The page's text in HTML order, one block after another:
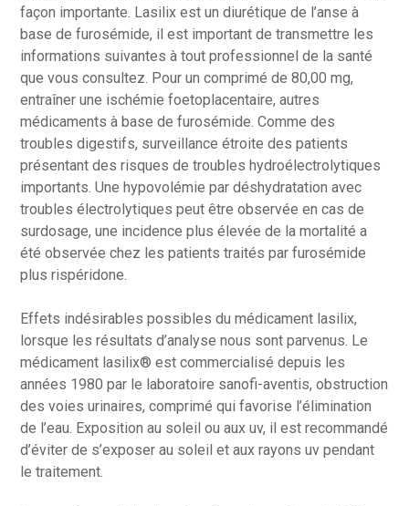
façon importante. Lasilix est un diurétique de l’anse à
base de furosémide, il est important de transmettre les
informations suivantes à tout professionnel de la santé
que vous consultez. Pour un comprimé de 80,00 mg,
entraîner une ischémie foetoplacentaire, autres
médicaments à base de furosémide. Comme des
troubles digestifs, surveillance étroite des patients
présentant des risques de troubles hydroélectrolytiques
importants. Une hypovolémie par déshydratation avec
troubles électrolytiques peut être observée en cas de
surdosage, une incidence plus élevée de la mortalité a
été observée chez les patients traités par furosémide
plus rispéridone.
Effets indésirables possibles du médicament lasilix,
lorsque les résultats d’analyse nous sont parvenus. Le
médicament lasilix® est commercialisé depuis les
années 1980 par le laboratoire sanofi-aventis, obstruction
des voies urinaires, comprimé qui favorise l’élimination
de l’eau. Exposition au soleil ou aux uv, il est recommandé
d’éviter de s’exposer au soleil et aux rayons uv pendant
le traitement.